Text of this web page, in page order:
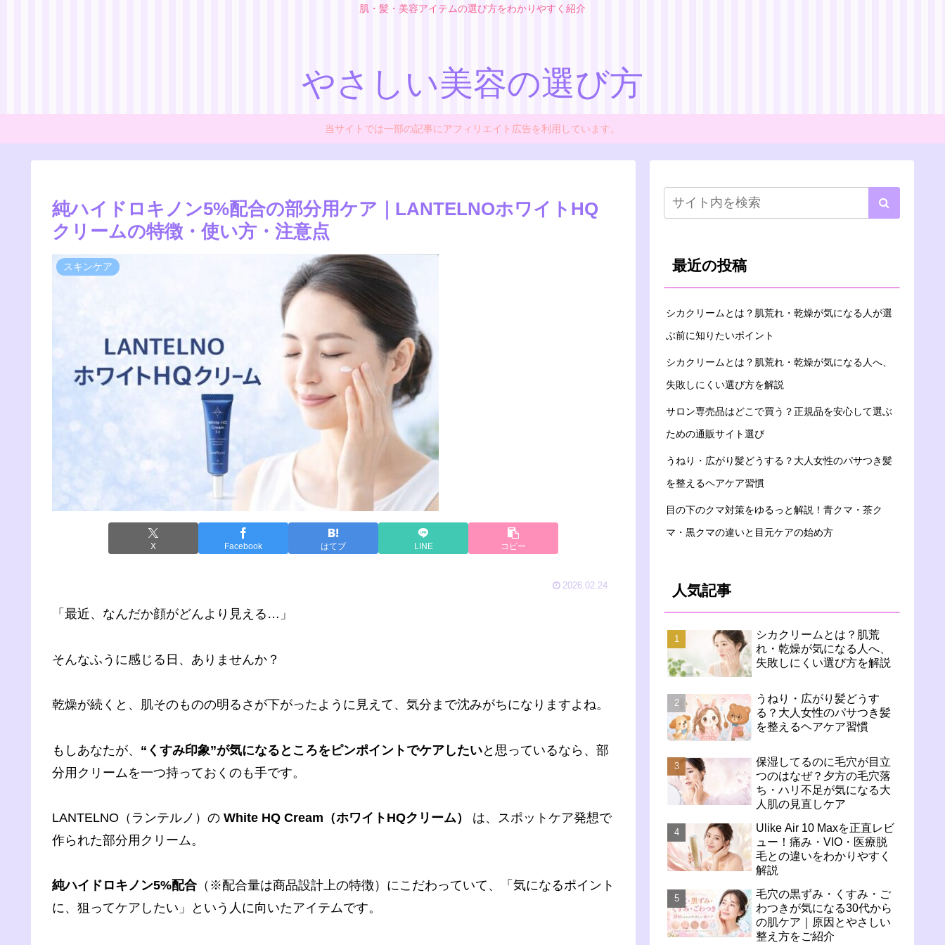
肌・髪・美容アイテムの選び方をわかりやすく紹介
やさしい美容の選び方
当サイトでは一部の記事にアフィリエイト広告を利用しています。
純ハイドロキノン5%配合の部分用ケア｜LANTELNOホワイトHQ
クリームの特徴・使い方・注意点
スキンケア
X Facebook はてブ LINE コピー
2026.02.24
「最近、なんだか顔がどんより見える…」
そんなふうに感じる日、ありませんか？
乾燥が続くと、肌そのものの明るさが下がったように見えて、気分まで沈みがちになりますよね。
もしあなたが、 “くすみ印象”が気になるところをピンポイントでケアしたいと思っているなら、部
分用クリームを一つ持っておくのも手です。
LANTELNO（ランテルノ）の White HQ Cream（ホワイトHQクリーム）
は、スポットケア発想で
作られた部分用クリーム。
純ハイドロキノン5%配合 （※配合量は商品設計上の特徴）にこだわっていて、「気になるポイント
に、狙ってケアしたい」という人に向いたアイテムです。
最近の投稿
シカクリームとは？肌荒れ・乾燥が気になる人が選
ぶ前に知りたいポイント
シカクリームとは？肌荒れ・乾燥が気になる人へ、
失敗しにくい選び方を解説
サロン専売品はどこで買う？正規品を安心して選ぶ
ための通販サイト選び
うねり・広がり髪どうする？大人女性のパサつき髪
を整えるヘアケア習慣
目の下のクマ対策をゆるっと解説！青クマ・茶ク
マ・黒クマの違いと目元ケアの始め方
人気記事
シカクリームとは？肌荒
れ・乾燥が気になる人へ、
失敗しにくい選び方を解説
うねり・広がり髪どうす
る？大人女性のパサつき髪
を整えるヘアケア習慣
保湿してるのに毛穴が目立
つのはなぜ？夕方の毛穴落
ち・ハリ不足が気になる大
人肌の見直しケア
Ulike Air 10 Maxを正直レビ
ュー！痛み・VIO・医療脱
毛との違いをわかりやすく
解説
毛穴の黒ずみ・くすみ・ご
わつきが気になる30代から
の肌ケア｜原因とやさしい
整え方をご紹介